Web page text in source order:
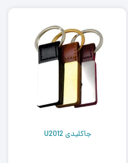
جاکلیدی U2012